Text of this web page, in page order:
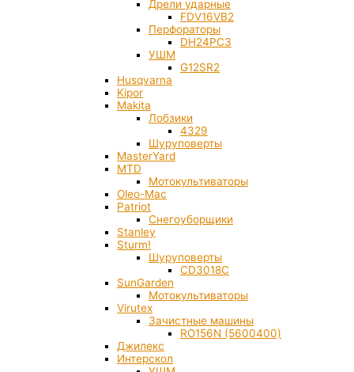
Дрели ударные
FDV16VB2
Перфораторы
DH24PC3
УШМ
G12SR2
Husqvarna
Kipor
Makita
Лобзики
4329
Шуруповерты
MasterYard
MTD
Мотокультиваторы
Oleo-Mac
Patriot
Снегоуборщики
Stanley
Sturm!
Шуруповерты
CD3018C
SunGarden
Мотокультиваторы
Virutex
Зачистные машины
RO156N (5600400)
Джилекс
Интерскол